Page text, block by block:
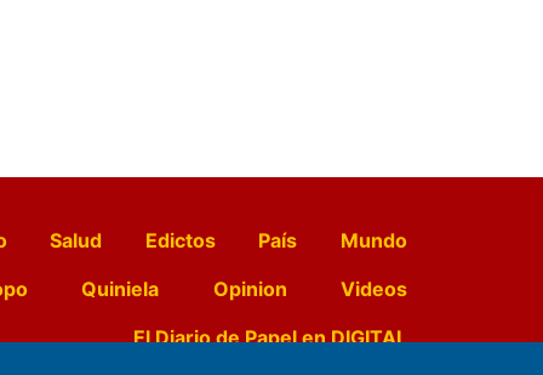
Salud Edictos País
Mundo
Quiniela Opinion
Videos
El Diario de Papel en DIGITAL